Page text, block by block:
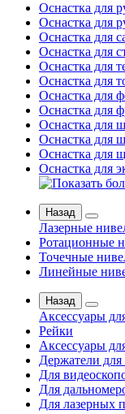
Оснастка для
Оснастка для
Оснастка для
Оснастка для
Оснастка для
Оснастка для
Оснастка для
Оснастка для
Оснастка для
Оснастка для
Оснастка для
Оснастка для
Назад
Лазерные
Ротационные
Точечные
Линейные
Назад
Аксессуары
Рейки
Аксессуары
Держатели
Для
Для
Для лазерных